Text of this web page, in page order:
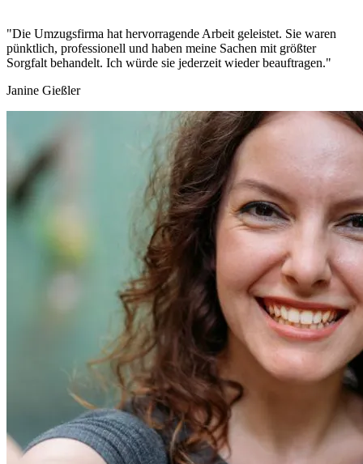
"Die Umzugsfirma hat hervorragende Arbeit geleistet. Sie waren
pünktlich, professionell und haben meine Sachen mit größter
Sorgfalt behandelt. Ich würde sie jederzeit wieder beauftragen."
Janine Gießler